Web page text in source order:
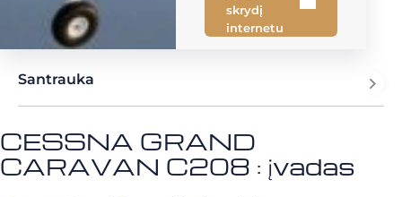
skrydį
internetu
Santrauka
CESSNA GRAND
CARAVAN C208 : įvadas